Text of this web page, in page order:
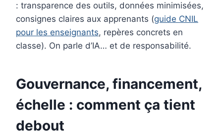
: transparence des outils, données minimisées,
consignes claires aux apprenants (guide CNIL
pour les enseignants, repères concrets en
classe). On parle d’IA… et de responsabilité.
Gouvernance, financement,
échelle : comment ça tient
debout